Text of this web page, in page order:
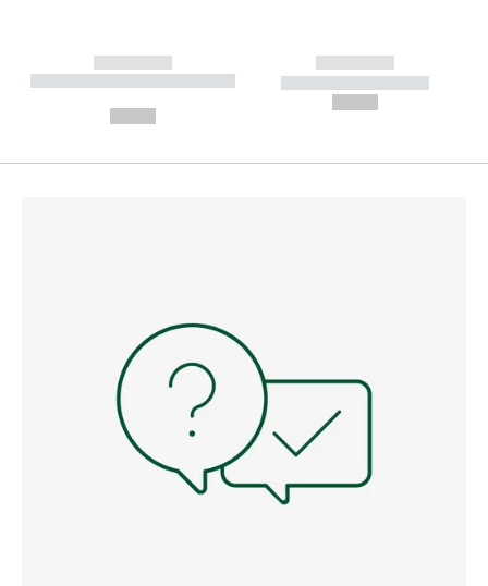
------------
----------- ----------- --------
------------
----------- -----------